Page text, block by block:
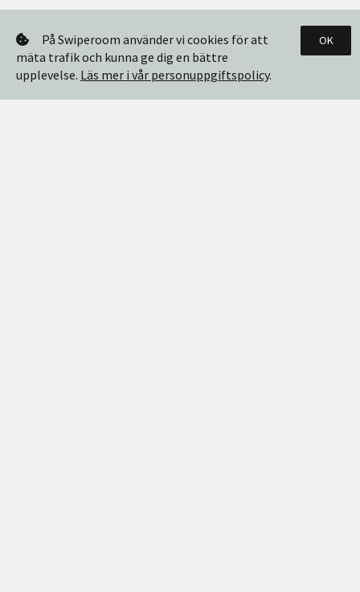
På Swiperoom använder vi cookies för att
mäta trafik och kunna ge dig en bättre
upplevelse. Läs mer i vår personuppgiftspolicy.
OK